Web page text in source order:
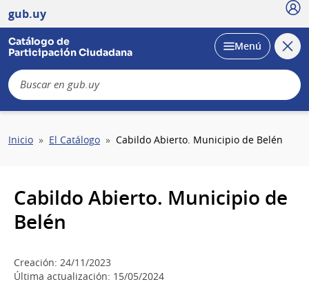
gub.uy
Catálogo de
Participación Ciudadana
Desplegar
Menú
Sobrescribir
navegación
Inicio El Catálogo Cabildo Abierto. Municipio de Belén
Cabildo Abierto. Municipio de
Belén
Creación: 24/11/2023
Última actualización: 15/05/2024